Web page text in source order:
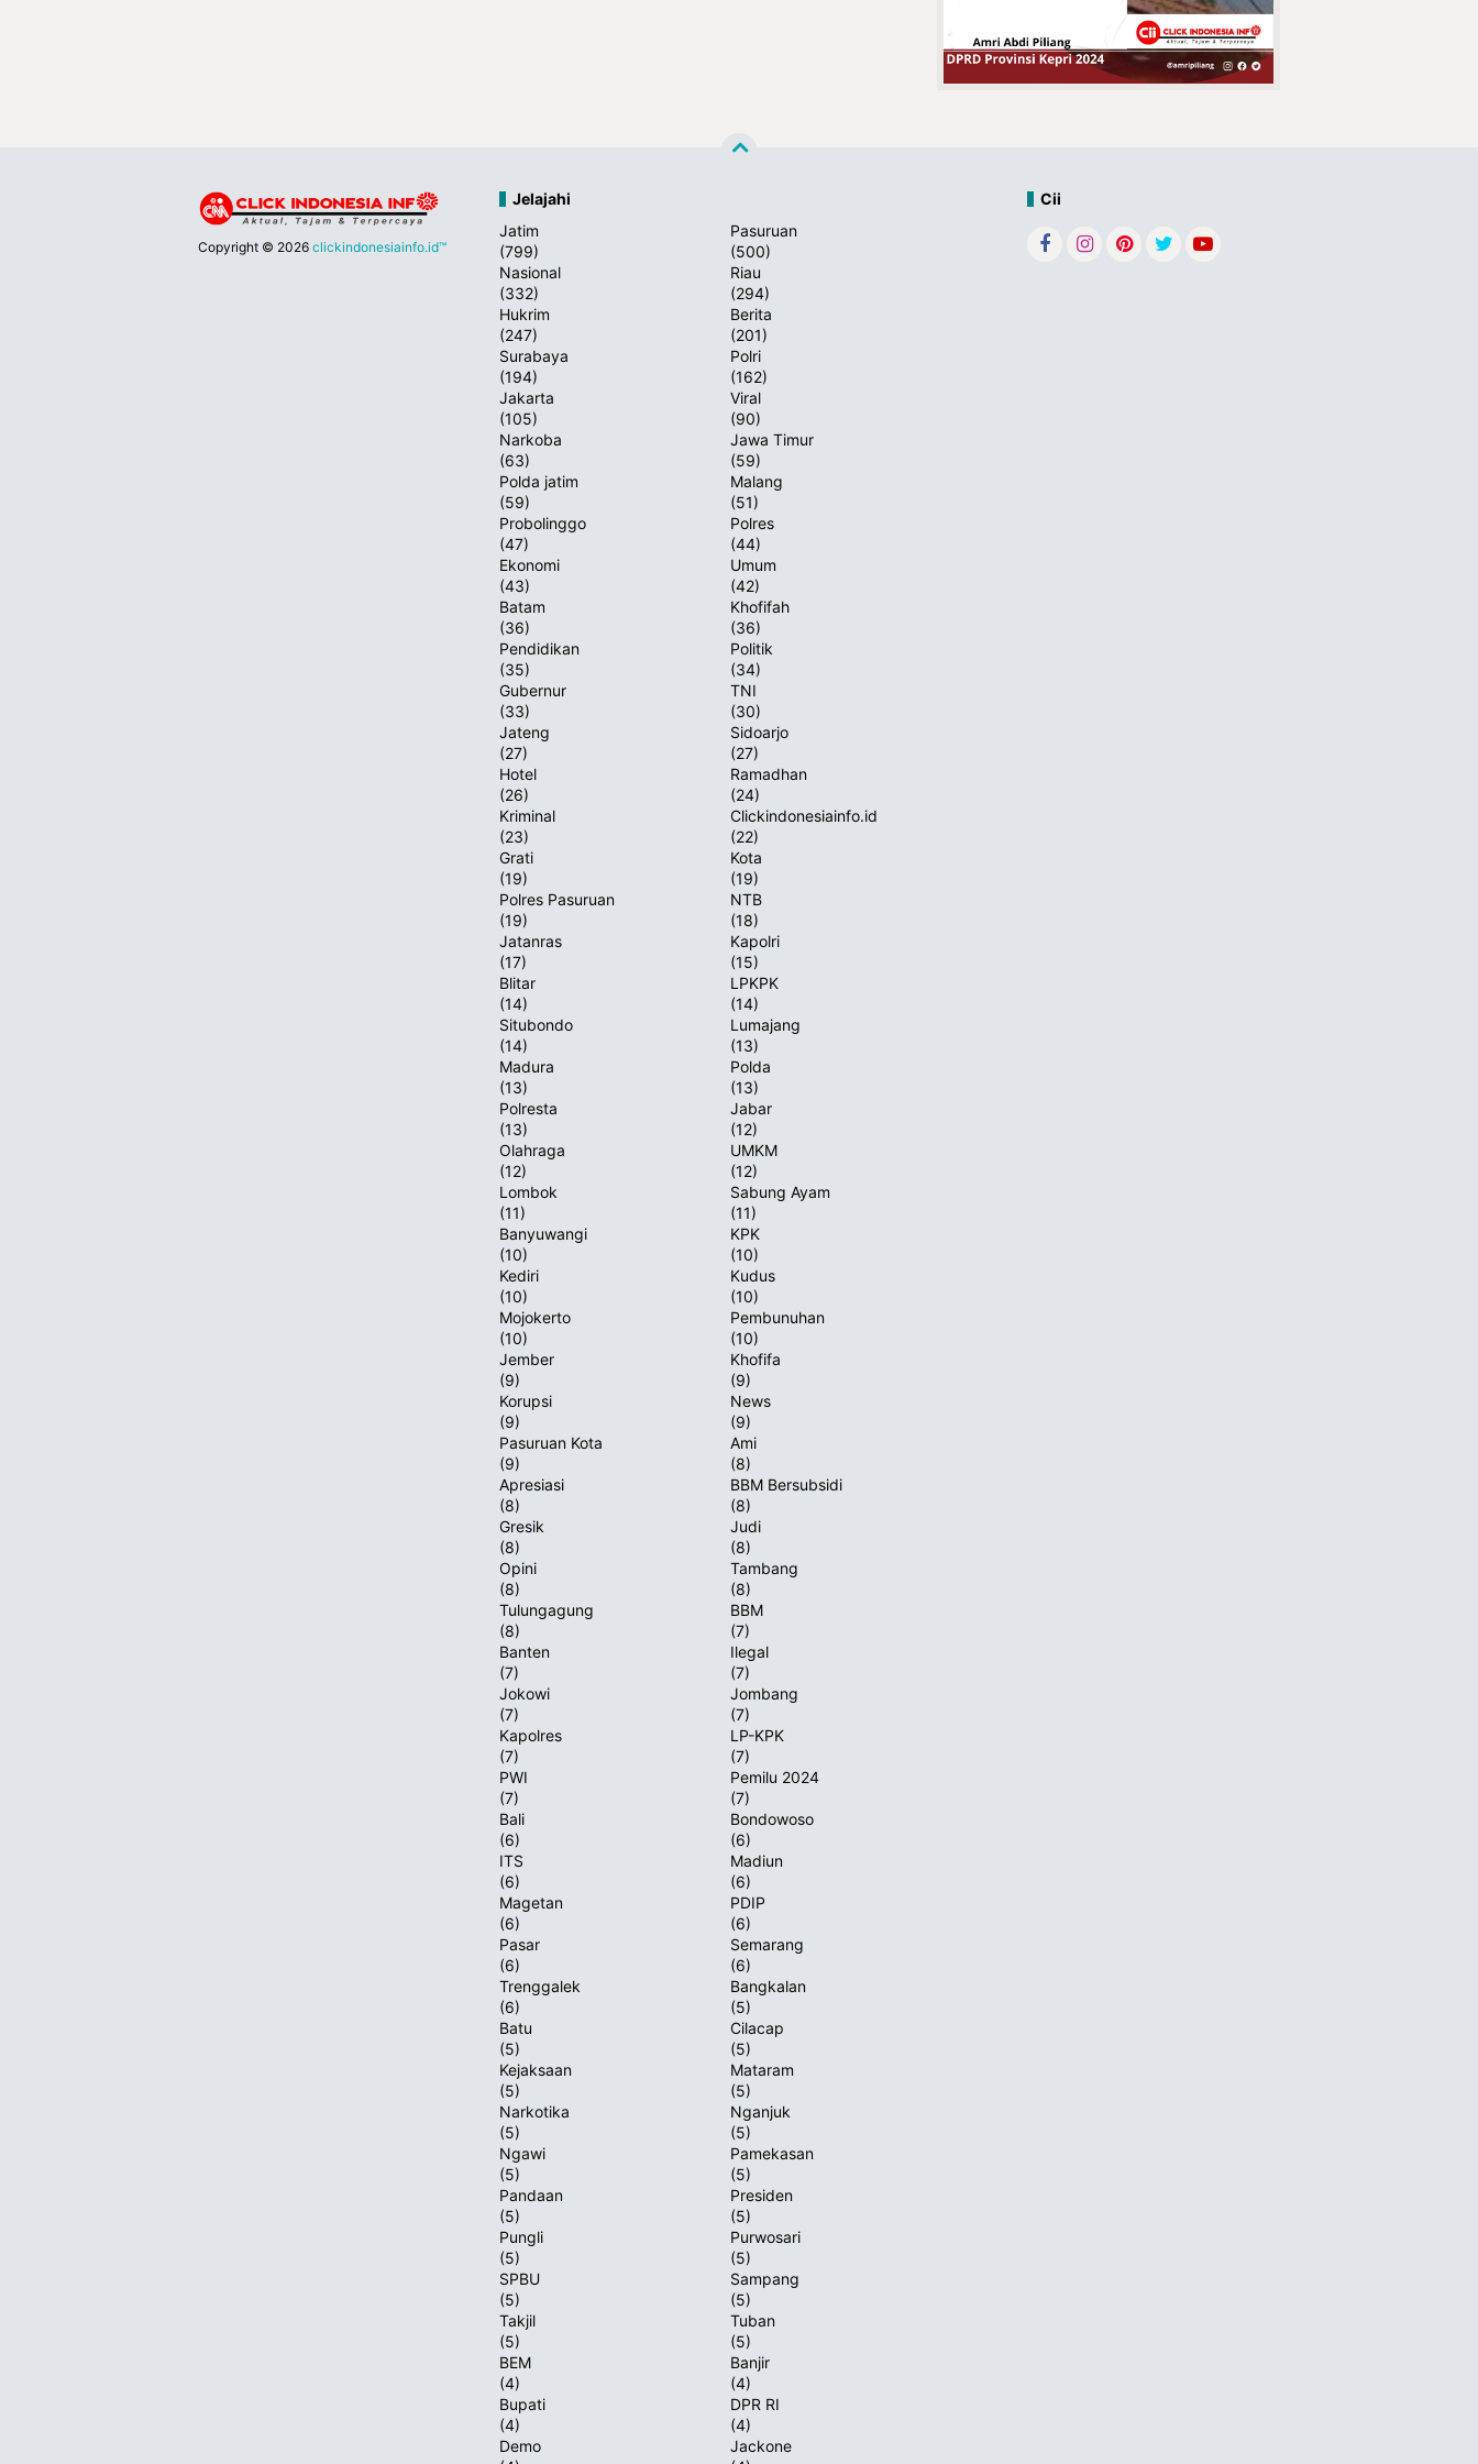
Jatanras Polda
Jatim Amankan Bahan Peledak
Berbahaya
Tournamen Futsal
Conda Cup IV 2025
Penuh Haru,
Copyright © 2026 clickindonesiainfo.id™
Jelajahi
Jatim
(799)
Pasuruan
(500)
Nasional
(332)
Riau
(294)
Hukrim
(247)
Berita
(201)
Surabaya
(194)
Polri
(162)
Jakarta
(105)
Viral
(90)
Narkoba
(63)
Jawa Timur
(59)
Polda jatim
(59)
Malang
(51)
Probolinggo
(47)
Polres
(44)
Ekonomi
(43)
Umum
(42)
Batam
(36)
Khofifah
(36)
Pendidikan
(35)
Politik
(34)
Gubernur
(33)
TNI
(30)
Jateng
(27)
Sidoarjo
(27)
Hotel
(26)
Ramadhan
(24)
Kriminal
(23)
Clickindonesiainfo.id
(22)
Grati
(19)
Kota
(19)
Polres Pasuruan
(19)
NTB
(18)
Jatanras
(17)
Kapolri
(15)
Blitar
(14)
LPKPK
(14)
Situbondo
(14)
Lumajang
(13)
Madura
(13)
Polda
(13)
Polresta
(13)
Jabar
(12)
Olahraga
(12)
UMKM
(12)
Lombok
(11)
Sabung Ayam
(11)
Banyuwangi
(10)
KPK
(10)
Kediri
(10)
Kudus
(10)
Mojokerto
(10)
Pembunuhan
(10)
Jember
(9)
Khofifa
(9)
Korupsi
(9)
News
(9)
Pasuruan Kota
(9)
Ami
(8)
Apresiasi
(8)
BBM Bersubsidi
(8)
Gresik
(8)
Judi
(8)
Opini
(8)
Tambang
(8)
Tulungagung
(8)
BBM
(7)
Banten
(7)
Ilegal
(7)
Jokowi
(7)
Jombang
(7)
Kapolres
(7)
LP-KPK
(7)
PWI
(7)
Pemilu 2024
(7)
Bali
(6)
Bondowoso
(6)
ITS
(6)
Madiun
(6)
Magetan
(6)
PDIP
(6)
Pasar
(6)
Semarang
(6)
Trenggalek
(6)
Bangkalan
(5)
Batu
(5)
Cilacap
(5)
Kejaksaan
(5)
Mataram
(5)
Narkotika
(5)
Nganjuk
(5)
Ngawi
(5)
Pamekasan
(5)
Pandaan
(5)
Presiden
(5)
Pungli
(5)
Purwosari
(5)
SPBU
(5)
Sampang
(5)
Takjil
(5)
Tuban
(5)
BEM
(4)
Banjir
(4)
Bupati
(4)
DPR RI
(4)
Demo
Jackone
Cii